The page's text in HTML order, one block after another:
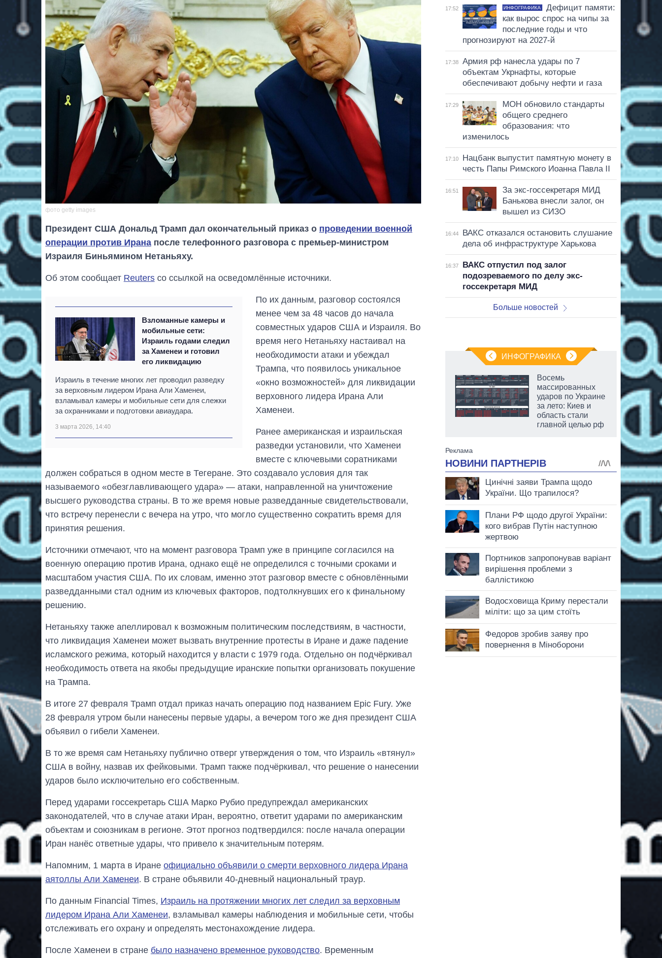
фото getty images
Президент США Дональд Трамп дал окончательный приказ о проведении военной
операции против Ирана после телефонного разговора с премьер-министром
Израиля Биньямином Нетаньяху.
Об этом сообщает Reuters со ссылкой на осведомлённые источники.
Взломанные камеры и
мобильные сети:
Израиль годами следил
за Хаменеи и готовил
его ликвидацию
Израиль в течение многих лет проводил разведку
за верховным лидером Ирана Али Хаменеи,
взламывал камеры и мобильные сети для слежки
за охранниками и подготовки авиаудара.
3 марта 2026, 14:40
По их данным, разговор состоялся
менее чем за 48 часов до начала
совместных ударов США и Израиля. Во
время него Нетаньяху настаивал на
необходимости атаки и убеждал
Трампа, что появилось уникальное
«окно возможностей» для ликвидации
верховного лидера Ирана Али
Хаменеи.
Ранее американская и израильская
разведки установили, что Хаменеи
вместе с ключевыми соратниками
должен собраться в одном месте в Тегеране. Это создавало условия для так
называемого «обезглавливающего удара» — атаки, направленной на уничтожение
высшего руководства страны. В то же время новые разведданные свидетельствовали,
что встречу перенесли с вечера на утро, что могло существенно сократить время для
принятия решения.
Источники отмечают, что на момент разговора Трамп уже в принципе согласился на
военную операцию против Ирана, однако ещё не определился с точными сроками и
масштабом участия США. По их словам, именно этот разговор вместе с обновлёнными
разведданными стал одним из ключевых факторов, подтолкнувших его к финальному
решению.
Нетаньяху также апеллировал к возможным политическим последствиям, в частности,
что ликвидация Хаменеи может вызвать внутренние протесты в Иране и даже падение
исламского режима, который находится у власти с 1979 года. Отдельно он подчёркивал
необходимость ответа на якобы предыдущие иранские попытки организовать покушение
на Трампа.
В итоге 27 февраля Трамп отдал приказ начать операцию под названием Epic Fury. Уже
28 февраля утром были нанесены первые удары, а вечером того же дня президент США
объявил о гибели Хаменеи.
В то же время сам Нетаньяху публично отверг утверждения о том, что Израиль «втянул»
США в войну, назвав их фейковыми. Трамп также подчёркивал, что решение о нанесении
ударов было исключительно его собственным.
Перед ударами госсекретарь США Марко Рубио предупреждал американских
законодателей, что в случае атаки Иран, вероятно, ответит ударами по американским
объектам и союзникам в регионе. Этот прогноз подтвердился: после начала операции
Иран нанёс ответные удары, что привело к значительным потерям.
Напомним, 1 марта в Иране официально объявили о смерти верховного лидера Ирана
аятоллы Али Хаменеи. В стране объявили 40-дневный национальный траур.
По данным Financial Times, Израиль на протяжении многих лет следил за верховным
лидером Ирана Али Хаменеи, взламывал камеры наблюдения и мобильные сети, чтобы
отслеживать его охрану и определять местонахождение лидера.
После Хаменеи в стране было назначено временное руководство. Временным
17:52 ИНФОГРАФИКА
Дефицит памяти:
как вырос спрос на чипы за
последние годы и что
прогнозируют на 2027-й
17:38
Армия рф нанесла удары по 7
объектам Укрнафты, которые
обеспечивают добычу нефти и газа
17:29
МОН обновило стандарты
общего среднего
образования: что
изменилось
17:10
Нацбанк выпустит памятную монету в
честь Папы Римского Иоанна Павла II
16:51
За экс-госсекретаря МИД
Банькова внесли залог, он
вышел из СИЗО
16:44
ВАКС отказался остановить слушание
дела об инфраструктуре Харькова
16:37
ВАКС отпустил под залог
подозреваемого по делу экс-
госсекретаря МИД
Больше новостей
ИНФОГРАФИКА
бюджет
Министерства
Восемь
массированных
ударов по Украине
за лето: Киев и
область стали
главной целью рф